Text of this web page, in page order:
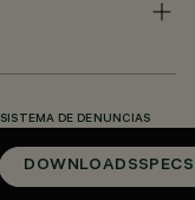
DOWNLOADSSPECS
SISTEMA DE DENUNCIAS